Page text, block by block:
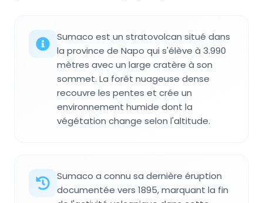
Sumaco est un stratovolcan situé dans
la province de Napo qui s'élève à 3.990
mètres avec un large cratère à son
sommet. La forêt nuageuse dense
recouvre les pentes et crée un
environnement humide dont la
végétation change selon l'altitude.
Sumaco a connu sa dernière éruption
documentée vers 1895, marquant la fin